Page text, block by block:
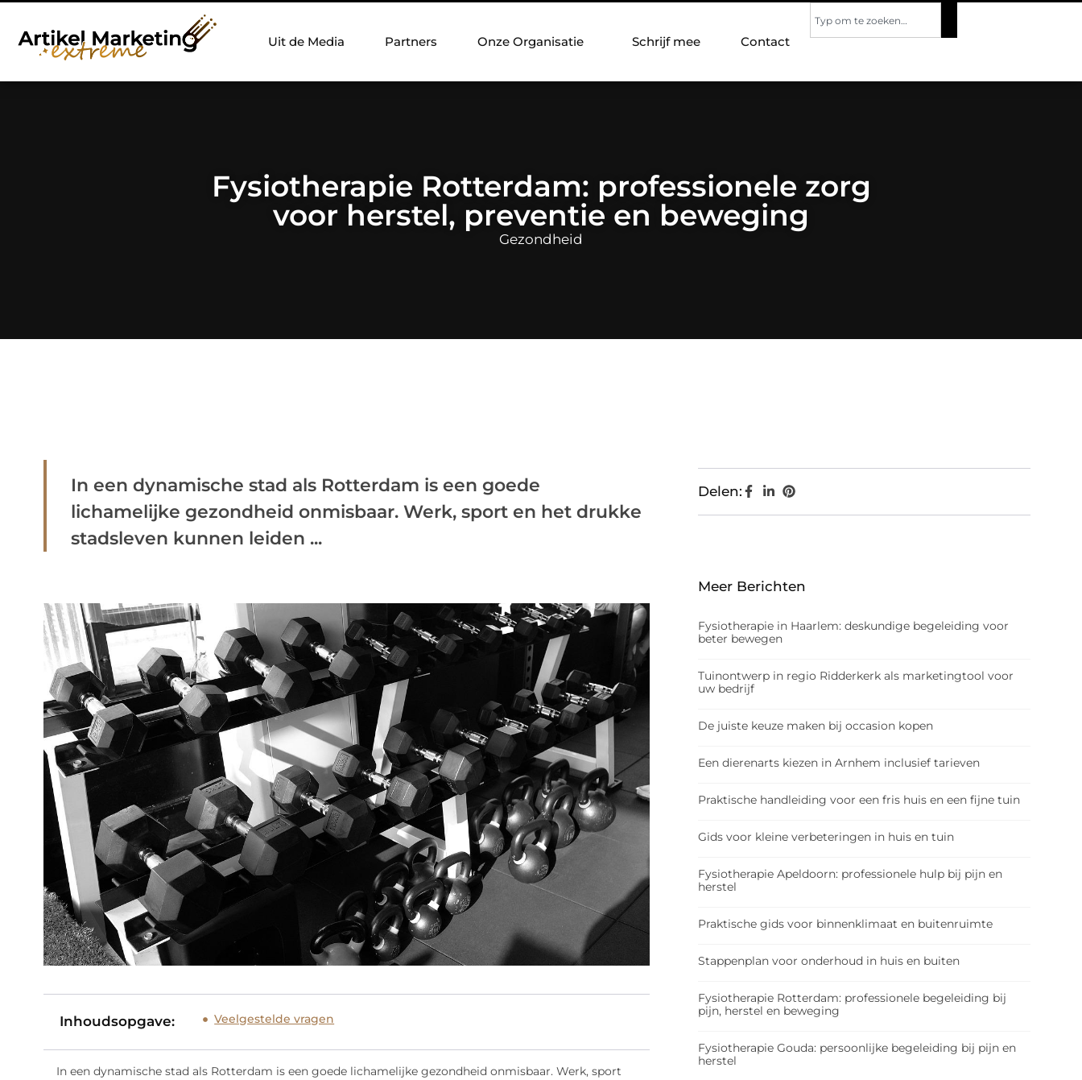
Uit de Media Partners Onze Organisatie Schrijf mee Contact
Fysiotherapie Rotterdam: professionele zorg
voor herstel, preventie en beweging
Gezondheid
In een dynamische stad als Rotterdam is een goede
lichamelijke gezondheid onmisbaar. Werk, sport en het drukke
stadsleven kunnen leiden ...
Inhoudsopgave: Veelgestelde vragen
In een dynamische stad als Rotterdam is een goede lichamelijke gezondheid onmisbaar. Werk, sport
Delen:
Meer Berichten
Fysiotherapie in Haarlem: deskundige begeleiding voor
beter bewegen
Tuinontwerp in regio Ridderkerk als marketingtool voor
uw bedrijf
De juiste keuze maken bij occasion kopen
Een dierenarts kiezen in Arnhem inclusief tarieven
Praktische handleiding voor een fris huis en een fijne tuin
Gids voor kleine verbeteringen in huis en tuin
Fysiotherapie Apeldoorn: professionele hulp bij pijn en
herstel
Praktische gids voor binnenklimaat en buitenruimte
Stappenplan voor onderhoud in huis en buiten
Fysiotherapie Rotterdam: professionele begeleiding bij
pijn, herstel en beweging
Fysiotherapie Gouda: persoonlijke begeleiding bij pijn en
herstel